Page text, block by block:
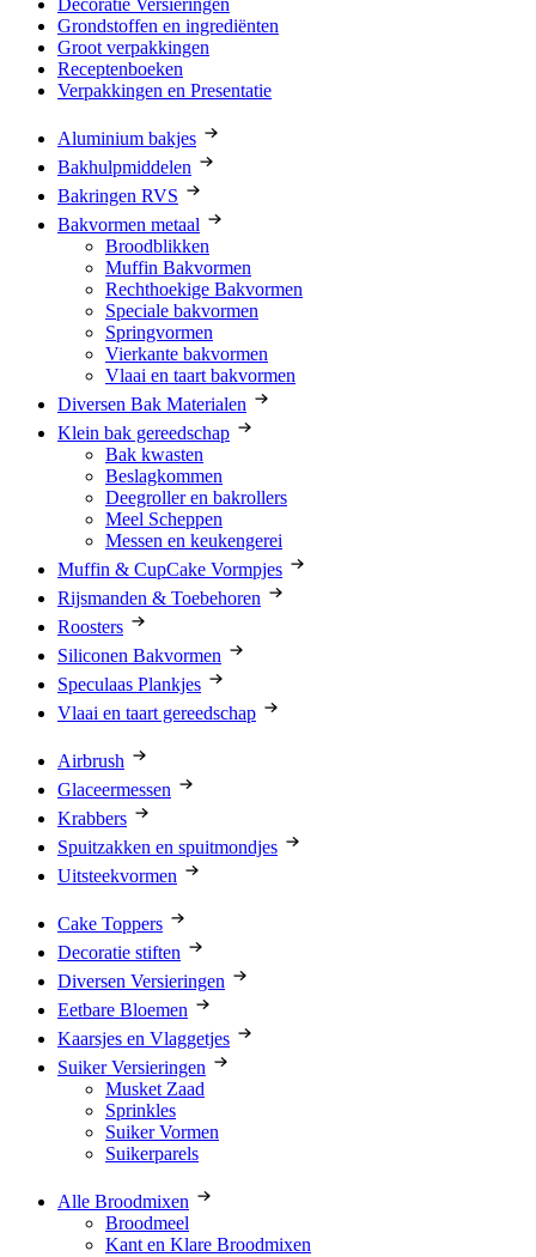
Decoratie Versieringen
Grondstoffen en ingrediënten
Groot verpakkingen
Receptenboeken
Verpakkingen en Presentatie
Aluminium bakjes
Bakhulpmiddelen
Bakringen RVS
Bakvormen metaal
Broodblikken
Muffin Bakvormen
Rechthoekige Bakvormen
Speciale bakvormen
Springvormen
Vierkante bakvormen
Vlaai en taart bakvormen
Diversen Bak Materialen
Klein bak gereedschap
Bak kwasten
Beslagkommen
Deegroller en bakrollers
Meel Scheppen
Messen en keukengerei
Muffin & CupCake Vormpjes
Rijsmanden & Toebehoren
Roosters
Siliconen Bakvormen
Speculaas Plankjes
Vlaai en taart gereedschap
Airbrush
Glaceermessen
Krabbers
Spuitzakken en spuitmondjes
Uitsteekvormen
Cake Toppers
Decoratie stiften
Diversen Versieringen
Eetbare Bloemen
Kaarsjes en Vlaggetjes
Suiker Versieringen
Musket Zaad
Sprinkles
Suiker Vormen
Suikerparels
Alle Broodmixen
Broodmeel
Kant en Klare Broodmixen